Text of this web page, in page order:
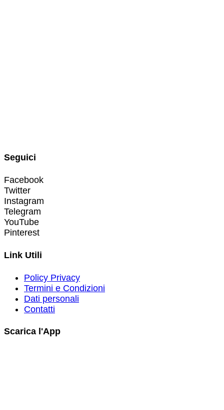
Seguici
Facebook
Twitter
Instagram
Telegram
YouTube
Pinterest
Link Utili
Policy Privacy
Termini e Condizioni
Dati personali
Contatti
Scarica l'App